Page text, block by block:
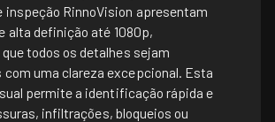
inspeção RinnoVision apresentam
alta definição até 1080p,
todos os detalhes sejam
uma clareza excepcional. Esta
permite a identificação rápida e
infiltrações, bloqueios ou